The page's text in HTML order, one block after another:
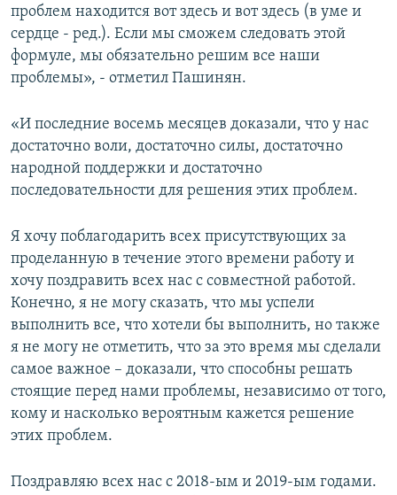
проблем находится вот здесь и вот здесь (в уме и
сердце - ред.). Если мы сможем следовать этой
формуле, мы обязательно решим все наши
проблемы», - отметил Пашинян.
«И последние восемь месяцев доказали, что у нас
достаточно воли, достаточно силы, достаточно
народной поддержки и достаточно
последовательности для решения этих проблем.
Я хочу поблагодарить всех присутствующих за
проделанную в течение этого времени работу и
хочу поздравить всех нас с совместной работой.
Конечно, я не могу сказать, что мы успели
выполнить все, что хотели бы выполнить, но также
я не могу не отметить, что за это время мы сделали
самое важное – доказали, что способны решать
стоящие перед нами проблемы, независимо от того,
кому и насколько вероятным кажется решение
этих проблем.
Поздравляю всех нас с 2018-ым и 2019-ым годами.